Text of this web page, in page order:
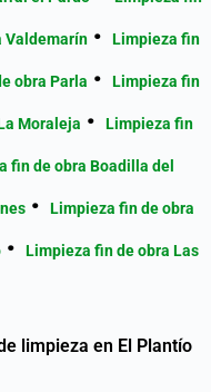
Valdemarín Limpieza fin
obra Parla Limpieza fin
Moraleja Limpieza fin
fin de obra Boadilla del
Limpieza fin de obra
Limpieza fin de obra Las
limpieza en El Plantío